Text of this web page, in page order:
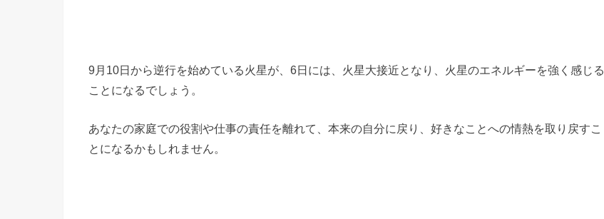
9月10日から逆行を始めている火星が、6日には、火星大接近となり、火星のエネルギーを強く感じる
ことになるでしょう。
あなたの家庭での役割や仕事の責任を離れて、本来の自分に戻り、好きなことへの情熱を取り戻すこ
とになるかもしれません。